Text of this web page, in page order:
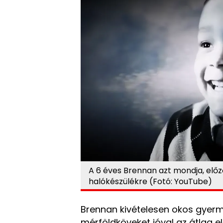
A 6 éves Brennan azt mondja,
halókészülékre (Fotó: YouTube)
Brennan kivételesen okos